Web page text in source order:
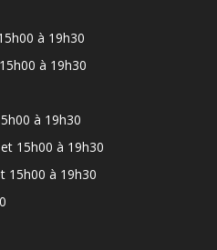
à 19h30
à 19h30
à 19h30
15h00 à 19h30
15h00 à 19h30